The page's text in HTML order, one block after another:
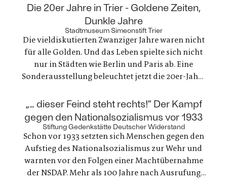
Die 20er Jahre in Trier - Goldene Zeiten,
Dunkle Jahre
Stadtmuseum Simeonstift Trier
Die vieldiskutierten Zwanziger Jahre waren nicht
für alle Golden. Und das Leben spielte sich nicht
nur in Städten wie Berlin und Paris ab. Eine
Sonderausstellung beleuchtet jetzt die 20er-Jahre
Gegenstände zeichnen ein einzigartiges Zeitbild
von Alltagsleben, Architektur, Kunst, Mode und
Technik
„… dieser Feind steht rechts!“ Der Kampf
gegen den Nationalsozialismus vor 1933
Stiftung Gedenkstätte Deutscher Widerstand
Schon vor 1933 setzten sich Menschen gegen den
Aufstieg des Nationalsozialismus zur Wehr und
warnten vor den Folgen einer Machtübernahme
der NSDAP. Mehr als 100 Jahre nach Ausrufung